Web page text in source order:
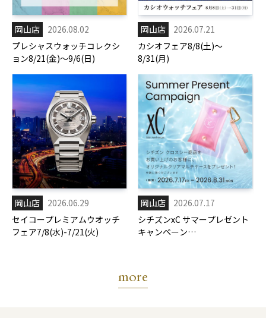
岡山店
2026.08.02
プレシャスウォッチコレクシ
ョン8/21(金)～9/6(日)
岡山店
2026.07.21
カシオフェア8/8(土)～
8/31(月)
岡山店
2026.06.29
セイコープレミアムウオッチ
フェア7/8(水)-7/21(火)
岡山店
2026.07.17
シチズンxC サマープレゼント
キャンペーン
more